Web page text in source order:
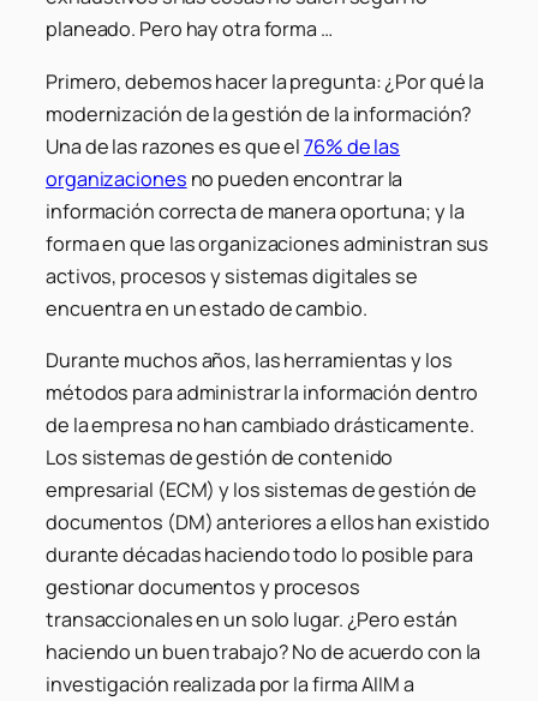
planeado. Pero hay otra forma …
Primero, debemos hacer la pregunta: ¿Por qué la
modernización de la gestión de la información?
Una de las razones es que el76% de las
organizaciones no pueden encontrar la
información correcta de manera oportuna; y la
forma en que las organizaciones administran sus
activos, procesos y sistemas digitales se
encuentra en un estado de cambio.
Durante muchos años, las herramientas y los
métodos para administrar la información dentro
de la empresa no han cambiado drásticamente.
Los sistemas de gestión de contenido
empresarial (ECM) y los sistemas de gestión de
documentos (DM) anteriores a ellos han existido
durante décadas haciendo todo lo posible para
gestionar documentos y procesos
transaccionales en un solo lugar. ¿Pero están
haciendo un buen trabajo? No de acuerdo con la
investigación realizada por la firma AIIM a